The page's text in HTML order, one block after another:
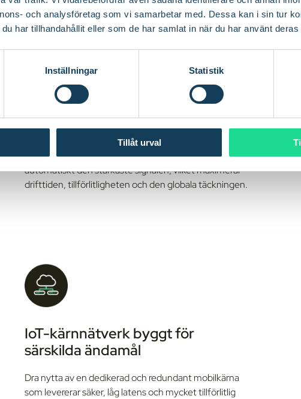
och analysföretag som vi samarbetar med. Dessa kan i sin tur
har tillhandahållit eller som de har samlat in när du har använt deras
Inställningar Statistik
Tillåt urval
åtkomst till flera nätverk
Anslut till flera nätverk i alla länder. Enheterna väljer
automatiskt den starkaste signalen, vilket maximerar
drifttiden, tillförlitligheten och den globala täckningen.
IoT-kärnnätverk byggt för
särskilda ändamål
Dra nytta av en dedikerad och redundant mobilkärna
som levererar säker, låg latens och mycket tillförlitlig